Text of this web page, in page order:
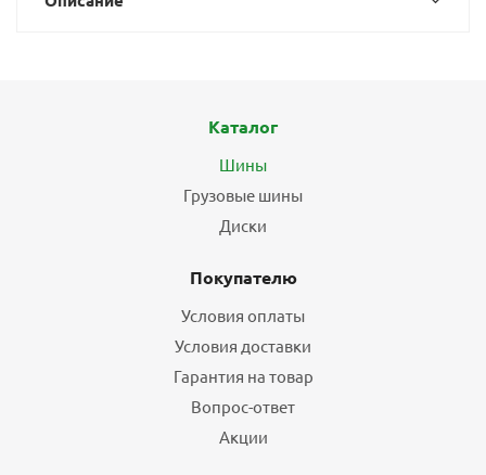
Каталог
Шины
Грузовые шины
Диски
Покупателю
Условия оплаты
Условия доставки
Гарантия на товар
Вопрос-ответ
Акции